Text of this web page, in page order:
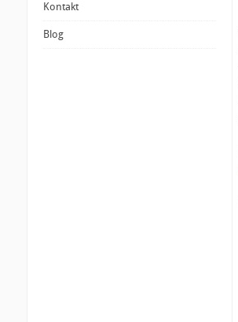
Kontakt
Blog